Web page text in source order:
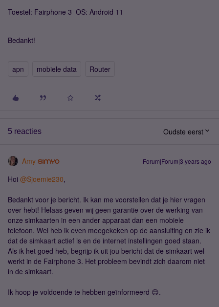
Toestel: Fairphone 3 OS: Android 11
Bedankt!
apn mobiele data Router
5 reacties Oudste eerst
Amy Forum|Forum|3 years ago
Hoi @Sjoemie230,
Bedankt voor je bericht. Ik kan me voorstellen dat je hier vragen
over hebt! Helaas geven wij geen garantie over de werking van
onze simkaarten in een ander apparaat dan een mobiele
telefoon. Wel heb ik even meegekeken op de aansluiting en zie ik
dat de simkaart actief is en de internet instellingen goed staan.
Als ik het goed heb, begrijp ik uit jou bericht dat de simkaart wel
werkt in de Fairphone 3. Het probleem bevindt zich daarom niet
in de simkaart.
Ik hoop je voldoende te hebben geïnformeerd 😊.